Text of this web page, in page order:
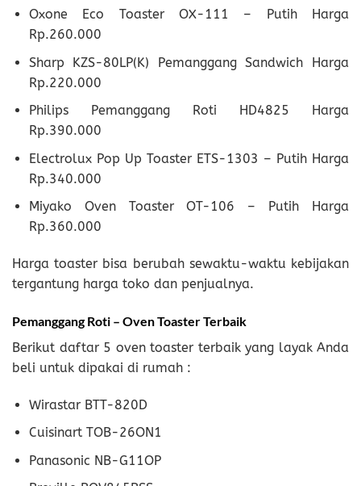
Oxone Eco Toaster OX-111 – Putih Harga
Rp.260.000
Sharp KZS-80LP(K) Pemanggang Sandwich Harga
Rp.220.000
Philips Pemanggang Roti HD4825 Harga
Rp.390.000
Electrolux Pop Up Toaster ETS-1303 – Putih Harga
Rp.340.000
Miyako Oven Toaster OT-106 – Putih Harga
Rp.360.000
Harga toaster bisa berubah sewaktu-waktu kebijakan
tergantung harga toko dan penjualnya.
Pemanggang Roti – Oven Toaster Terbaik
Berikut daftar 5 oven toaster terbaik yang layak Anda
beli untuk dipakai di rumah :
Wirastar BTT-820D
Cuisinart TOB-26ON1
Panasonic NB-G11OP